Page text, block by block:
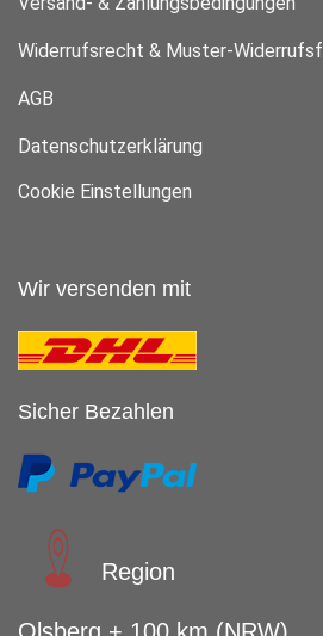
Widerrufsrecht & Muster-
AGB
Datenschutzerklärung
Cookie Einstellungen
Wir versenden mit
Sicher Bezahlen
Region